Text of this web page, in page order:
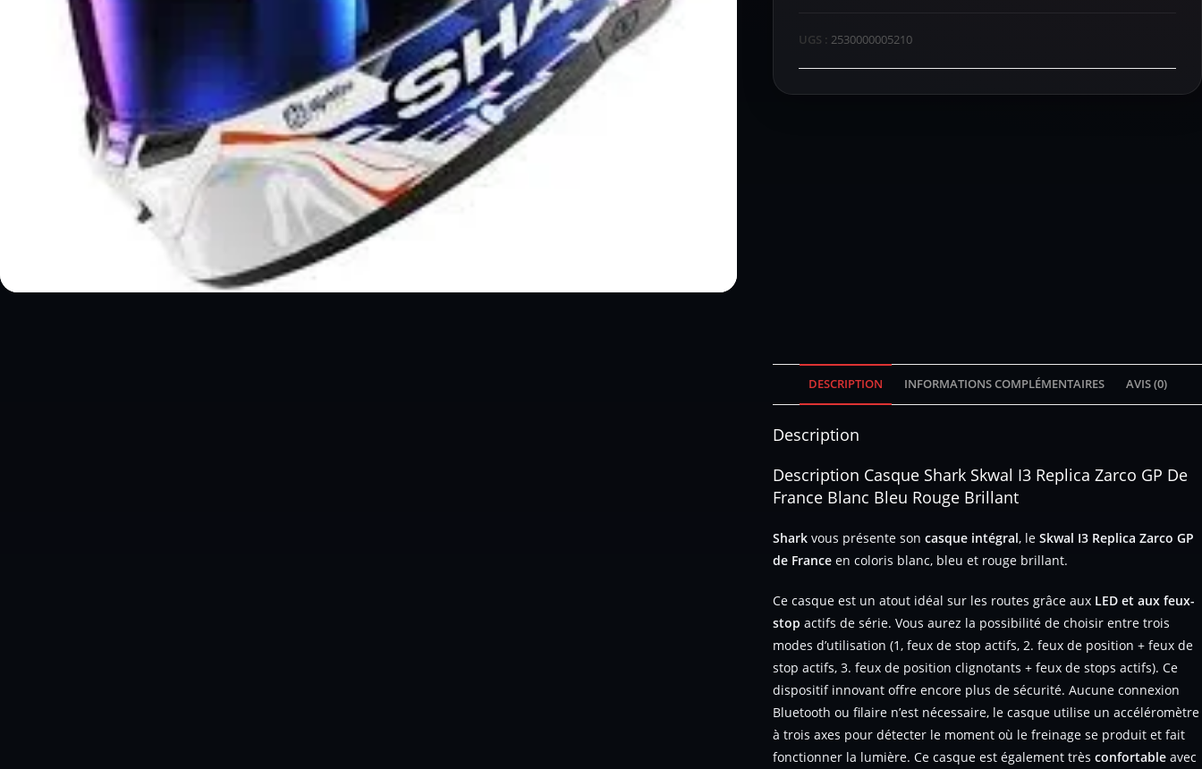
UGS : 2530000005210
DESCRIPTION INFORMATIONS COMPLÉMENTAIRES AVIS (0)
Description
Description Casque Shark Skwal I3 Replica Zarco GP De
France Blanc Bleu Rouge Brillant
Shark vous présente son casque intégral, le Skwal I3 Replica Zarco GP
de France en coloris blanc, bleu et rouge brillant.
Ce casque est un atout idéal sur les routes grâce aux LED et aux feux-
stop actifs de série. Vous aurez la possibilité de choisir entre trois
modes d’utilisation (1, feux de stop actifs, 2. feux de position + feux de
stop actifs, 3. feux de position clignotants + feux de stops actifs). Ce
dispositif innovant offre encore plus de sécurité. Aucune connexion
Bluetooth ou filaire n’est nécessaire, le casque utilise un accéléromètre
à trois axes pour détecter le moment où le freinage se produit et fait
fonctionner la lumière. Ce casque est également très confortable avec